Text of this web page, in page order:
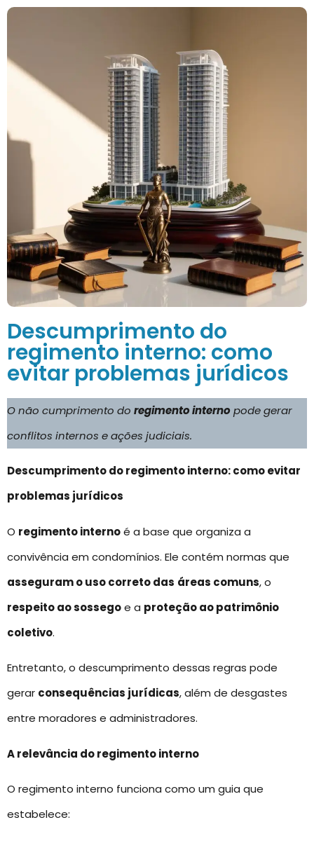
Descumprimento do
regimento interno: como
evitar problemas jurídicos
O não cumprimento do regimento internopode gerar
conflitos internos e ações judiciais.
Descumprimento do regimento interno: como evitar
problemas jurídicos
O regimento internoé a base que organiza a
convivência em condomínios. Ele contém normas que
asseguram o uso correto das áreas comuns, o
respeito ao sossegoe a proteção ao patrimônio
coletivo.
Entretanto, o descumprimento dessas regras pode
gerar consequências jurídicas, além de desgastes
entre moradores e administradores.
A relevância do regimento interno
O regimento interno funciona como um guia que
estabelece: